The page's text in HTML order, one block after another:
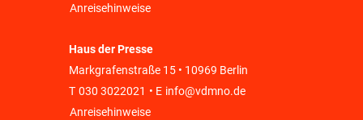
Anreisehinweise
Haus der Presse
Markgrafenstraße 15 • 10969 Berlin
T 030 3022021 • E info@vdmno.de
Anreisehinweise